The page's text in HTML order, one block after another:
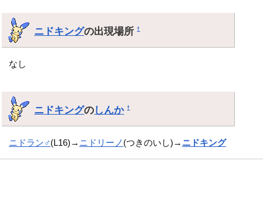
ニドキングの出現場所†
なし
ニドキングのしんか †
ニドラン♂(L16)→ ニドリーノ (つきのいし)→ ニドキング